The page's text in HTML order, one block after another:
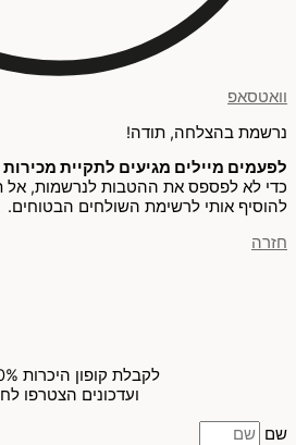
וואטסאפ
נרשמת בהצלחה, תודה!
לפעמים מיילים מגיעים לתקיית
כדי לא לפספס את ההטבות לנרשמות, אל
להוסיף אותי לרשימת השולחים הבטוחים.
חזרה
לקבלת קופון היכרות 10% הנחה
ועדכונים הצטרפו
שם